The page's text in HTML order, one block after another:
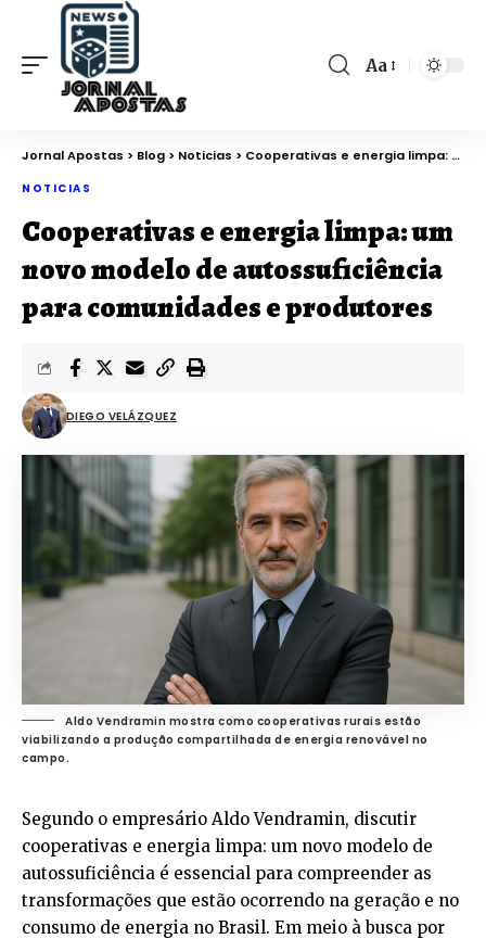
Aa
Jornal Apostas > Blog > Noticias > Cooperativas e energia limpa: um novo modelo de autossuficiência para comunidades e produtores
NOTICIAS
Cooperativas e energia limpa: um
novo modelo de autossuficiência
para comunidades e produtores
DIEGO VELÁZQUEZ
Aldo Vendramin mostra como cooperativas rurais estão
viabilizando a produção compartilhada de energia renovável no
campo.
Segundo o empresário Aldo Vendramin, discutir
cooperativas e energia limpa: um novo modelo de
autossuficiência é essencial para compreender as
transformações que estão ocorrendo na geração e no
consumo de energia no Brasil. Em meio à busca por